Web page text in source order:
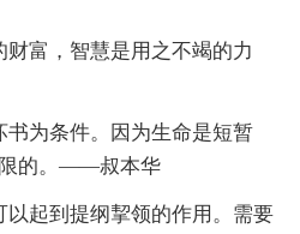
富，智慧是用之不竭的力
书为条件。因为生命是短暂
限的。——叔本华
以起到提纲挈领的作用。需要